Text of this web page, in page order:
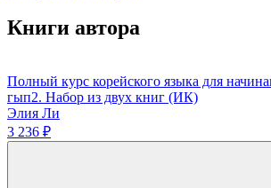
Книги автора
Полный курс корейского языка для
гып2. Набор из двух книг (ИК)
Элия Ли
3 236 ₽